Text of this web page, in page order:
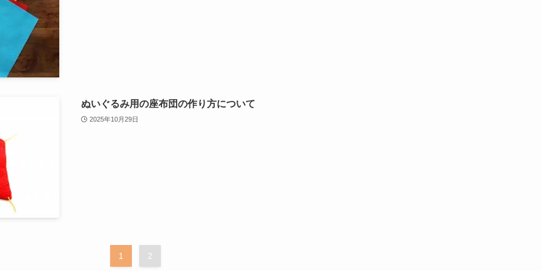
ぬいぐるみ用の座布団の作り方について
2025年10月29日
1 2